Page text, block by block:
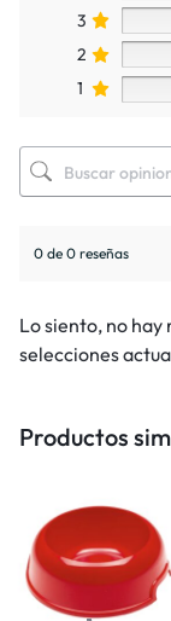
3
2
1
0 de 0 reseñas
Lo siento, no hay
selecciones
Productos